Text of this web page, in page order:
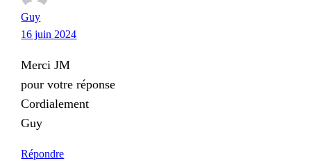
Guy
16 juin 2024
Merci JM
pour votre réponse
Cordialement
Guy
Répondre